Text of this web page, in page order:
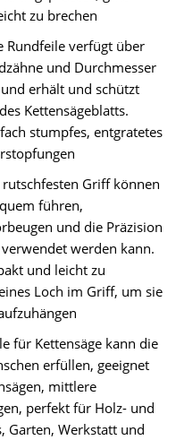
zu brechen
Rundfeile verfügt über
und Durchmesser
erhält und schützt
Kettensägeblatts.
stumpfes, entgratetes
Griff können
führen,
und die Präzision
werden kann.
und leicht zu
Loch im Griff, um sie
für Kettensäge kann die
erfüllen, geeignet
mittlere
perfekt für Holz- und
Garten, Werkstatt und